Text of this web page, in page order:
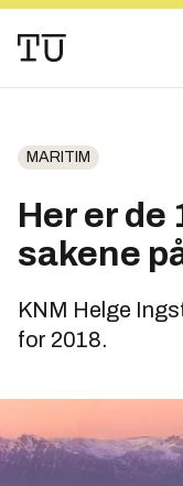
MARITIM
Her er de
sakene
KNM Helge
for 2018.